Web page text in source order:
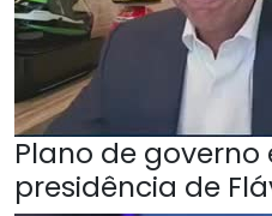
Plano de governo
presidência de